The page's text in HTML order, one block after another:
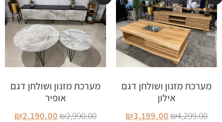
מערכת מזנון ושולחן דגם
אילון
₪4,299.00
₪3,199.00
מערכת מזנון ושולחן דגם
אופיר
₪2,990.00
₪2,190.00